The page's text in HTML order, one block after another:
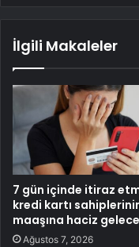
İlgili Makaleler
7 gün içinde itiraz
kredi kartı
maaşına haciz
Ağustos 7, 2026